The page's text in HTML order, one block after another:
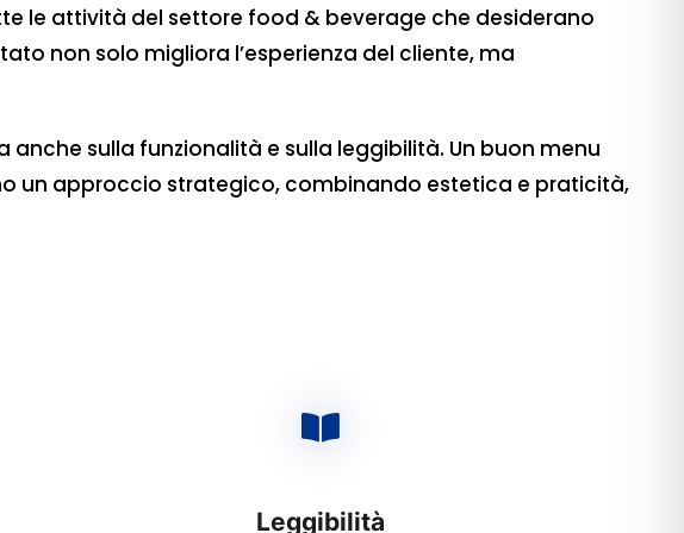
le attività del settore food & beverage che desiderano
non solo migliora l’esperienza del cliente, ma
sulla funzionalità e sulla leggibilità. Un buon menu
un approccio strategico, combinando estetica e praticità,
Leggibilità